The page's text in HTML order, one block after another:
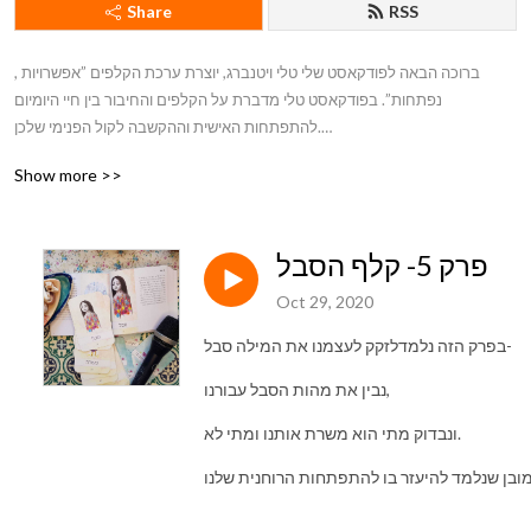
Share RSS
, ברוכה הבאה לפודקאסט שלי טלי ויטנברג, יוצרת ערכת הקלפים ”אפשרויות
נפתחות”. בפודקאסט טלי מדברת על הקלפים והחיבור בין חיי היומיום
להתפתחות האישית וההקשבה לקול הפנימי שלכן.
לקבוצת הפייסבוק אפשרויות נפתחות -חיות על ספירלת ההתפתחות לחצו כאן:
לאתר אפשרויות נפתחות לחצו כאן:
https://www.taliwittenberg.com/home
לרכישת קלפי אפשרויות נפתחות לחצו כאן:
https://www.taliwittenberg.com/
Show more >>
פרק 5- קלף הסבל
Oct 29, 2020
בפרק הזה נלמדלזקק לעצמנו את המילה סבל-
נבין את מהות הסבל עבורנו,
ונבדוק מתי הוא משרת אותנו ומתי לא.